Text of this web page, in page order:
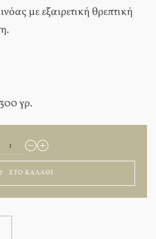
με εξαιρετική θρεπτική
γρ.
ΣΤΟ ΚΑΛΆΘΙ